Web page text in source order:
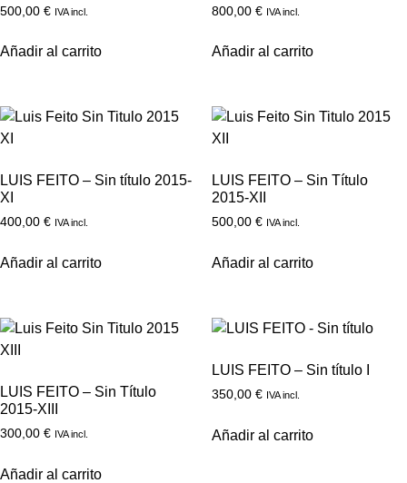
500,00 € IVA incl.
Añadir al carrito
800,00 € IVA incl.
Añadir al carrito
LUIS FEITO – Sin título 2015-
XI
400,00 € IVA incl.
Añadir al carrito
LUIS FEITO – Sin Título
2015-XII
500,00 € IVA incl.
Añadir al carrito
LUIS FEITO – Sin Título
2015-XIII
300,00 € IVA incl.
Añadir al carrito
LUIS FEITO – Sin título I
350,00 € IVA incl.
Añadir al carrito